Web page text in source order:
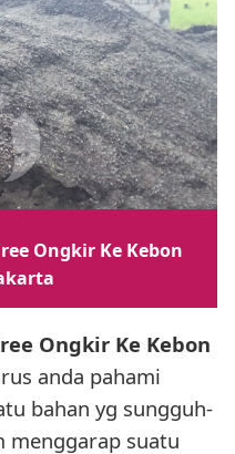
Ongkir Ke Kebon
Ongkir Ke Kebon
anda pahami
bahan yg sungguh-
menggarap suatu